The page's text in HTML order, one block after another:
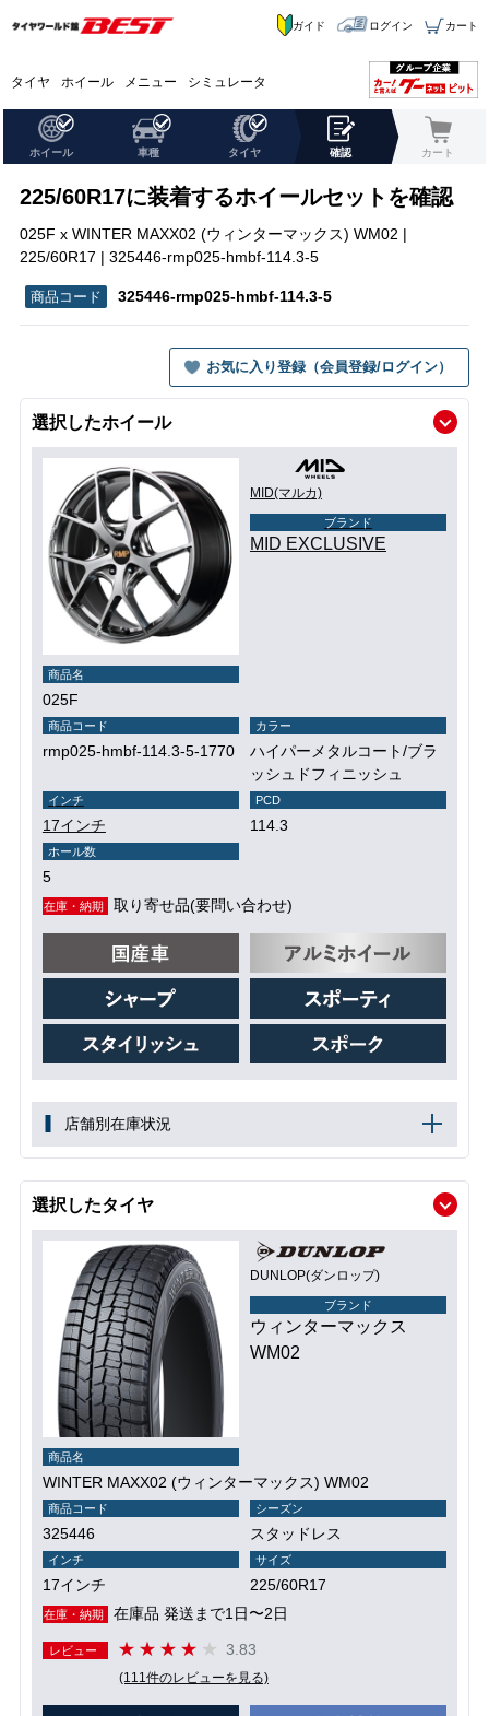
タイヤ ホイール メニュー シミュレータ
ガイド ログイン カート
ホイール 車種 タイヤ 確認 カート
225/60R17に装着するホイールセットを確認
025F x WINTER MAXX02 (ウィンターマックス) WM02 |
225/60R17 | 325446-rmp025-hmbf-114.3-5
325446-rmp025-hmbf-114.3-5
お気に入り登録（会員登録/ログイン）
選択したホイール
MID(マルカ)
ブランド
MID EXCLUSIVE
商品名
025F
商品コード
rmp025-hmbf-114.3-5-1770
カラー
ハイパーメタルコート/ブラ
ッシュドフィニッシュ
インチ
17インチ
PCD
114.3
ホール数
5
在庫・納期 取り寄せ品(要問い合わせ)
店舗別在庫状況
選択したタイヤ
DUNLOP(ダンロップ)
ブランド
ウィンターマックス
WM02
商品名
WINTER MAXX02 (ウィンターマックス) WM02
商品コード
325446
シーズン
スタッドレス
インチ
17インチ
サイズ
225/60R17
在庫・納期 在庫品 発送まで1日〜2日
レビュー 3.83
(111件のレビューを見る)